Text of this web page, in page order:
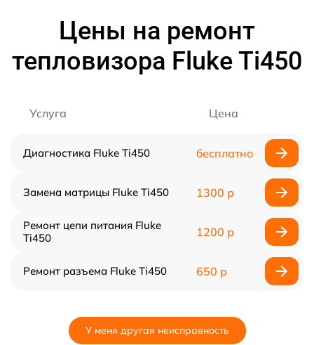
Цены на ремонт
тепловизора Fluke Ti450
Услуга Цена
Диагностика Fluke Ti450 бесплатно
Замена матрицы Fluke Ti450 1300 р
Ремонт цепи питания Fluke
Ti450
1200 р
Ремонт разъема Fluke Ti450 650 р
У меня другая неисправность